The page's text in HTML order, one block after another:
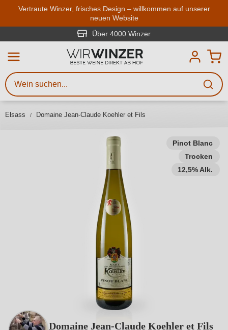
Zum Hauptinhalt springen
Vertraute Winzer, frisches Design – willkommen auf unserer
neuen Website
Über 4000 Winzer
Elsass Domaine Jean-Claude Koehler et Fils
Pinot Blanc
Trocken
12,5% Alk.
Domaine Jean-Claude Koehler et Fils
Weinsuche
Mindestens 3 Zeichen eingeben
Beschreiben Sie, welchen Wein
Sie suchen – ob nach Geschmack,